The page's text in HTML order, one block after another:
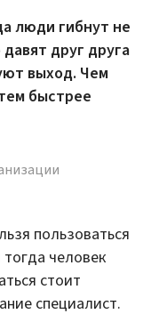
люди гибнут не
друг друга
выход. Чем
быстрее
пользоваться
человек
стоит
специалист.